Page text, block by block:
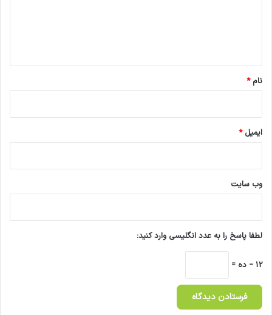
نام*
ایمیل*
وب‌ سایت
لطفا پاسخ را به عدد انگلیسی وارد کنید:
12 − ده =